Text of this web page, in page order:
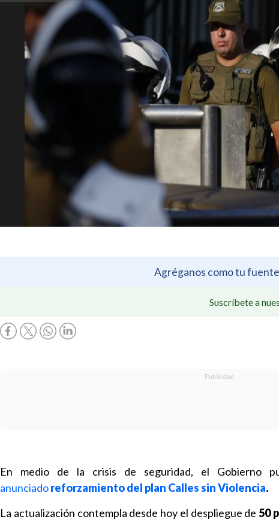
Agréganos como tu
Suscríbete a
En medio de la crisis de seguridad, el Gobierno
anunciadoreforzamiento del plan Calles sin Violencia.
La actualización contempla desde hoy el despliegue de 50